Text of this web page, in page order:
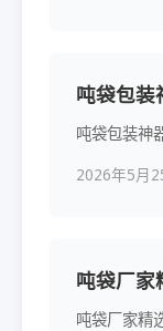
吨袋包装
吨袋包装神
2026年5月
吨袋厂家
吨袋厂家精